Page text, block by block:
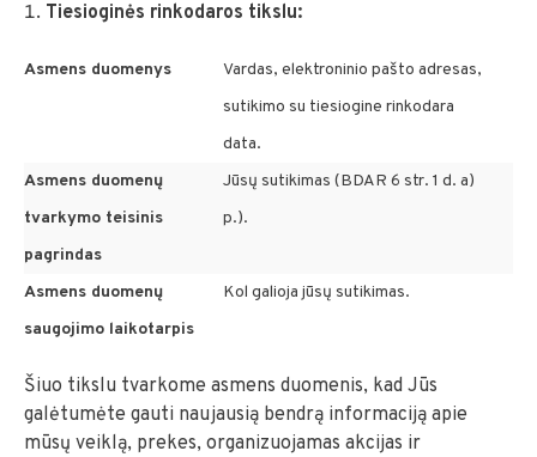
Tiesioginės rinkodaros tikslu:
Asmens duomenys
Vardas, elektroninio pašto adresas,
sutikimo su tiesiogine rinkodara
data.
Asmens duomenų
tvarkymo teisinis
pagrindas
Jūsų sutikimas (BDAR 6 str. 1 d. a)
p.).
Asmens duomenų
saugojimo laikotarpis
Kol galioja jūsų sutikimas.
Šiuo tikslu tvarkome asmens duomenis, kad Jūs
galėtumėte gauti naujausią bendrą informaciją apie
mūsų veiklą, prekes, organizuojamas akcijas ir